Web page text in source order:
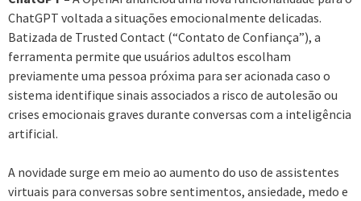
ChatGPT voltada a situações emocionalmente delicadas.
Batizada de Trusted Contact (“Contato de Confiança”), a
ferramenta permite que usuários adultos escolham
previamente uma pessoa próxima para ser acionada caso o
sistema identifique sinais associados a risco de autolesão ou
crises emocionais graves durante conversas com a inteligência
artificial.
A novidade surge em meio ao aumento do uso de assistentes
virtuais para conversas sobre sentimentos, ansiedade, medo e